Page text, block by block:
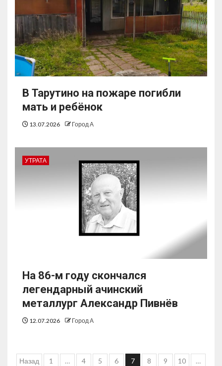
В Тарутино на пожаре погибли
мать и ребёнок
13.07.2026 Город А
УТРАТА
На 86-м году скончался
легендарный ачинский
металлург Александр Пивнёв
12.07.2026 Город А
Назад 1 … 4 5 6 7 8 9 10
…